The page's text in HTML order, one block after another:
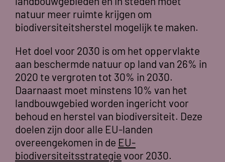
natuur meer ruimte krijgen om
biodiversiteitsherstel mogelijk te maken.
Het doel voor 2030 is om het oppervlakte
aan beschermde natuur op land van 26% in
2020 te vergroten tot 30% in 2030.
Daarnaast moet minstens 10% van het
landbouwgebied worden ingericht voor
behoud en herstel van biodiversiteit. Deze
doelen zijn door alle EU-landen
overeengekomen in de EU-
biodiversiteitsstrategie voor 2030.